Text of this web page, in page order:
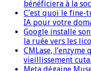
bénéficiera à la
C’est quoi le fine-
IA pour votre
Google installe
la ruée vers les
CMLase, l’enzyme
vieillissement